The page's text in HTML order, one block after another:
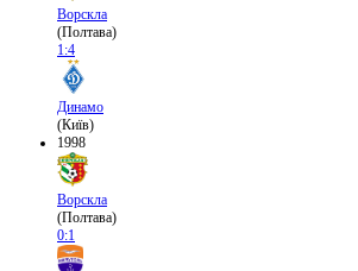
Ворскла
(Полтава)
1:4
Динамо
(Київ)
1998
Ворскла
(Полтава)
0:1